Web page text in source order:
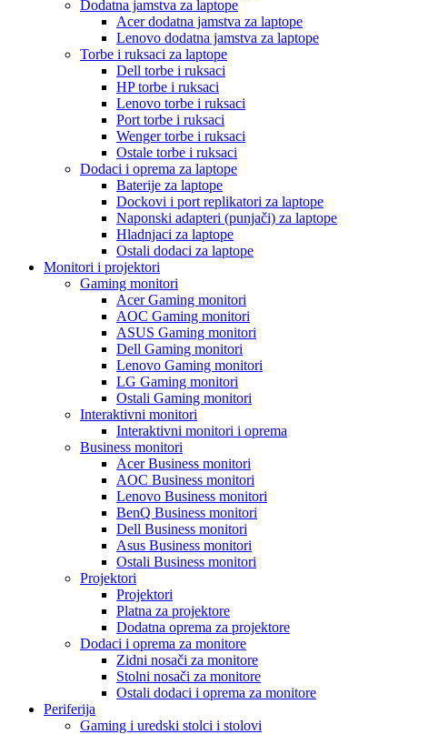
Dodatna jamstva za laptope
Acer dodatna jamstva za laptope
Lenovo dodatna jamstva za laptope
Torbe i ruksaci za laptope
Dell torbe i ruksaci
HP torbe i ruksaci
Lenovo torbe i ruksaci
Port torbe i ruksaci
Wenger torbe i ruksaci
Ostale torbe i ruksaci
Dodaci i oprema za laptope
Baterije za laptope
Dockovi i port replikatori za laptope
Naponski adapteri (punjači) za laptope
Hladnjaci za laptope
Ostali dodaci za laptope
Monitori i projektori
Gaming monitori
Acer Gaming monitori
AOC Gaming monitori
ASUS Gaming monitori
Dell Gaming monitori
Lenovo Gaming monitori
LG Gaming monitori
Ostali Gaming monitori
Interaktivni monitori
Interaktivni monitori i oprema
Business monitori
Acer Business monitori
AOC Business monitori
Lenovo Business monitori
BenQ Business monitori
Dell Business monitori
Asus Business monitori
Ostali Business monitori
Projektori
Projektori
Platna za projektore
Dodatna oprema za projektore
Dodaci i oprema za monitore
Zidni nosači za monitore
Stolni nosači za monitore
Ostali dodaci i oprema za monitore
Periferija
Gaming i uredski stolci i stolovi